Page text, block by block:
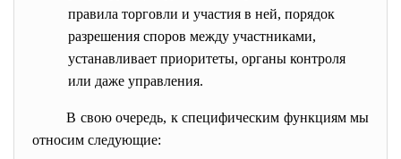
правила торговли и участия в ней, порядок
разрешения споров между участниками,
устанавливает приоритеты, органы контроля
или даже управления.
В свою очередь, к специфическим функциям мы
относим следующие: